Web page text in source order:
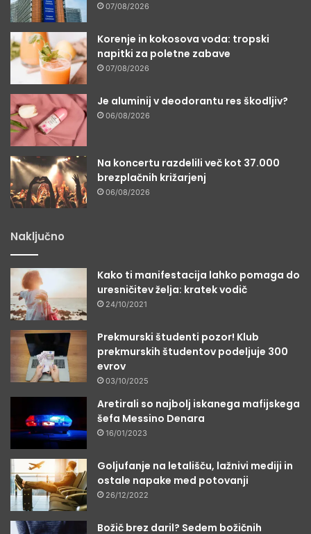
07/08/2026
Korenje in kokosova voda: tropski
napitki za poletne zabave
07/08/2026
Je aluminij v deodorantu res škodljiv?
06/08/2026
Na koncertu razdelili več kot 37.000
brezplačnih križarjenj
06/08/2026
Naključno
Kako ti manifestacija lahko pomaga do
uresničitev želja: kratek vodič
24/10/2021
Prekmurski študenti pozor! Klub
prekmurskih študentov podeljuje 300
evrov
03/10/2025
Aretirali so najbolj iskanega mafijskega
šefa Messino Denara
16/01/2023
Goljufanje na letališču, lažnivi mediji in
ostale napake med potovanji
26/12/2022
Božič brez daril? Sedem božičnih